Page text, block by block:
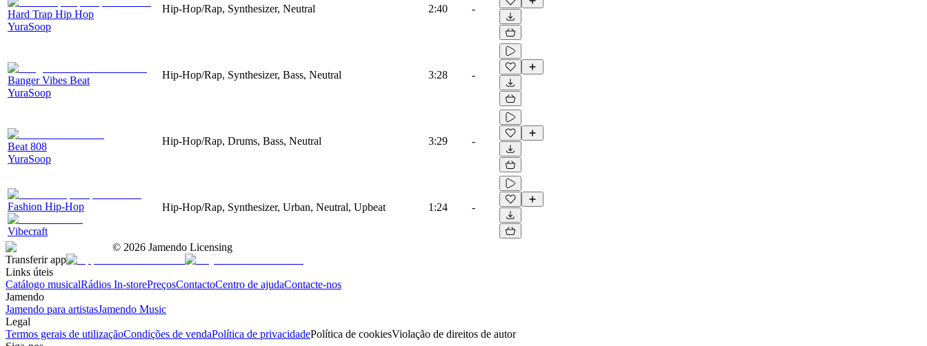
Hard Trap Hip Hop
YuraSoop
Hip-Hop/Rap, Synthesizer, Neutral 2:40 -
Banger Vibes Beat
YuraSoop
Hip-Hop/Rap, Synthesizer, Bass, Neutral 3:28 -
Beat 808
YuraSoop
Hip-Hop/Rap, Drums, Bass, Neutral 3:29 -
Fashion Hip-Hop
Vibecraft
Hip-Hop/Rap, Synthesizer, Urban, Neutral, Upbeat 1:24 -
© 2026 Jamendo Licensing
Transferir app
Links úteis
Catálogo musicalRádios In-storePreçosContactoCentro de ajudaContacte-nos
Jamendo
Jamendo para artistasJamendo Music
Legal
Termos gerais de utilizaçãoCondições de vendaPolítica de privacidadePolítica de cookiesViolação de direitos de autor